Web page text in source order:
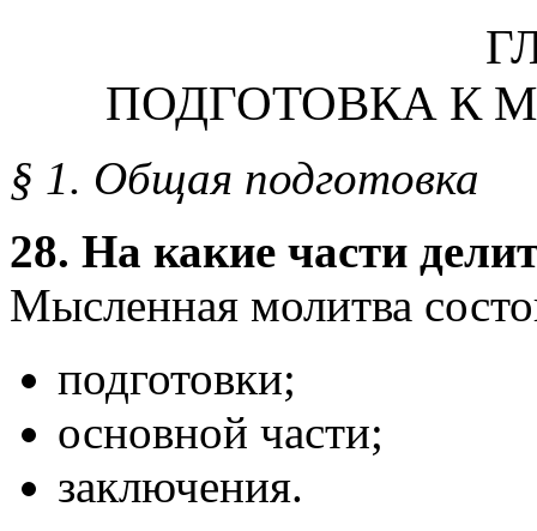
ПОДГОТОВКА К
§ 1. Общая подготовка
28. На какие части
Мысленная молитва
подготовки;
основной части;
заключения.